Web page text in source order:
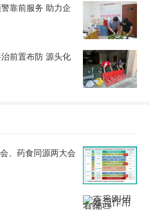
靠前服务 助力企
前置布防 源头化
、药食同源两大会